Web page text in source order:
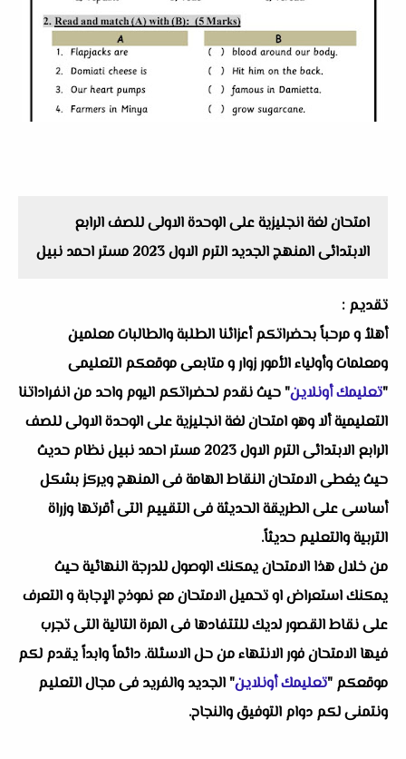
امتحان لغة انجليزية على الوحدة الاولى للصف الرابع
الابتدائى المنهج الجديد الترم الاول 2023 مستر احمد نبيل
تقديم :
أهلاُ و مرحباً بحضراتكم أعزائنا الطلبة والطالبات معلمين
ومعلمات وأولياء الأمور زوار و متابعى موقعكم التعليمى
"تعليمك أونلاين" حيث نقدم لحضراتكم اليوم واحد من انفراداتنا
التعليمية ألا وهو امتحان لغة انجليزية على الوحدة الاولى للصف
الرابع الابتدائى الترم الاول 2023 مستر احمد نبيل نظام حديث
حيث يغطى الامتحان النقاط الهامة فى المنهج ويركز بشكل
أساسى على الطريقة الحديثة فى التقييم التى أقرتها وزراة
التربية والتعليم حديثاً.
من خلال هذا الامتحان يمكنك الوصول للدرجة النهائية حيث
يمكنك استعراض او تحميل الامتحان مع نموذج الإجابة و التعرف
على نقاط القصور لديك للتتفادها فى المرة التالية التى تجرب
فيها الامتحان فور الانتهاء من حل الاسئلة. دائماً وابداً يقدم لكم
موقعكم "تعليمك أونلاين" الجديد والفريد فى مجال التعليم
ونتمنى لكم دوام التوفيق والنجاح.